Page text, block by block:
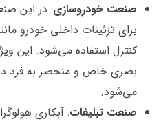
صنعت خودروسازی: در این
برای تزئینات داخلی خودرو
کنترل استفاده می‌شود. این
بصری خاص و منحصر به فرد
می‌شود.
صنعت تبلیغات: آبکاری